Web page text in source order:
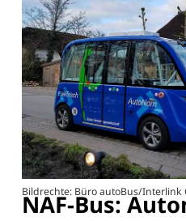
Bildrechte: Büro autoBus/Interlink
NAF-Bus: